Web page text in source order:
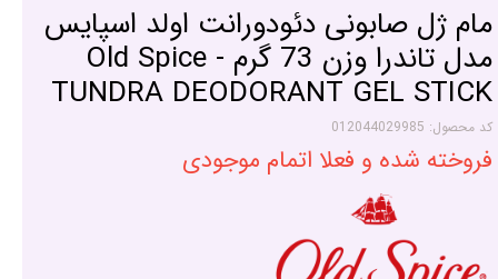
مام ژل صابونی دئودورانت اولد اسپایس
مدل تاندرا وزن 73 گرم - Old Spice
TUNDRA DEODORANT GEL STICK
کد محصول: 012044029985
فروخته شده و فعلا اتمام موجودی